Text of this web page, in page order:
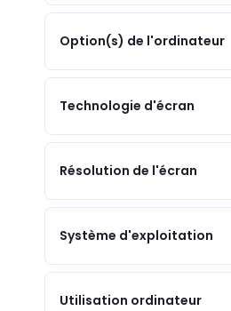
Option(s) de l'ordinateur
Technologie d'écran
Résolution de l'écran
Système d'exploitation
Utilisation ordinateur